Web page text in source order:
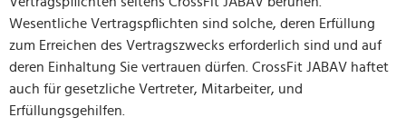
Wesentliche Vertragspflichten sind solche, deren Erfüllung
zum Erreichen des Vertragszwecks erforderlich sind und auf
deren Einhaltung Sie vertrauen dürfen. CrossFit JABAV haftet
auch für gesetzliche Vertreter, Mitarbeiter, und
Erfüllungsgehilfen.